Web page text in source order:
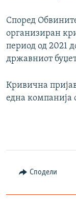
Според
организиран
период од 2021
државниот
Кривична
една компанија
Сподели